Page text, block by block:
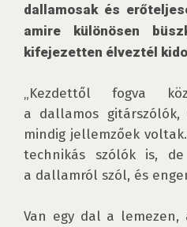
dallamosak és
amire különösen
kifejezetten élveztél
„Kezdettől fogva
a dallamos
mindig jellemzőek
technikás szólók is,
a dallamról szól, és
Van egy dal a lemezen,